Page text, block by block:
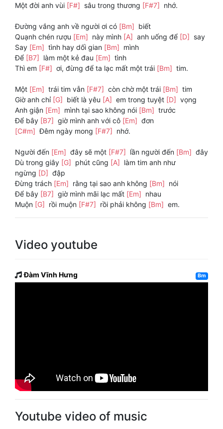
Một đời anh vùi [F#] sâu trong thương [F#7] nhớ.
Đường vắng anh về người ơi có [Bm] biết
Quạnh chén rượu [Em] này mình [A] anh uống để [D] say
Say [Em] tình hay dối gian [Bm] mình
Để [B7] làm một kẻ đau [Em] tình
Thì em [F#] ơi, đừng để ta lạc mất một trái [Bm] tim.
Một [Em] trái tim vẫn [F#7] còn chờ một trái [Bm] tim
Giờ anh chỉ [G] biết là yêu [A] em trong tuyệt [D] vọng
Anh giận [Em] mình tại sao không nói [Bm] trước
Để bây [B7] giờ mình anh với cô [Em] đơn
[C#m] Đêm ngày mong [F#7] nhớ.
Người đến [Em] đây sẽ một [F#7] lần người đến [Bm] đây
Dù trong giây [G] phút cũng [A] làm tim anh như
ngừng [D] đập
Đừng trách [Em] rằng tại sao anh không [Bm] nói
Để bây [B7] giờ mình mãi lạc mất [Em] nhau
Muộn [G] rồi muộn [F#7] rồi phải không [Bm] em.
Video youtube
Đàm Vĩnh Hưng Bm
Youtube video of music